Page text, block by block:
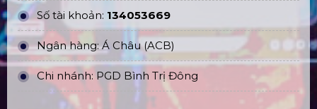
Số tài khoản: 134053669
Ngân hàng: Á Châu (ACB)
Chi nhánh: PGD Bình Trị Đông